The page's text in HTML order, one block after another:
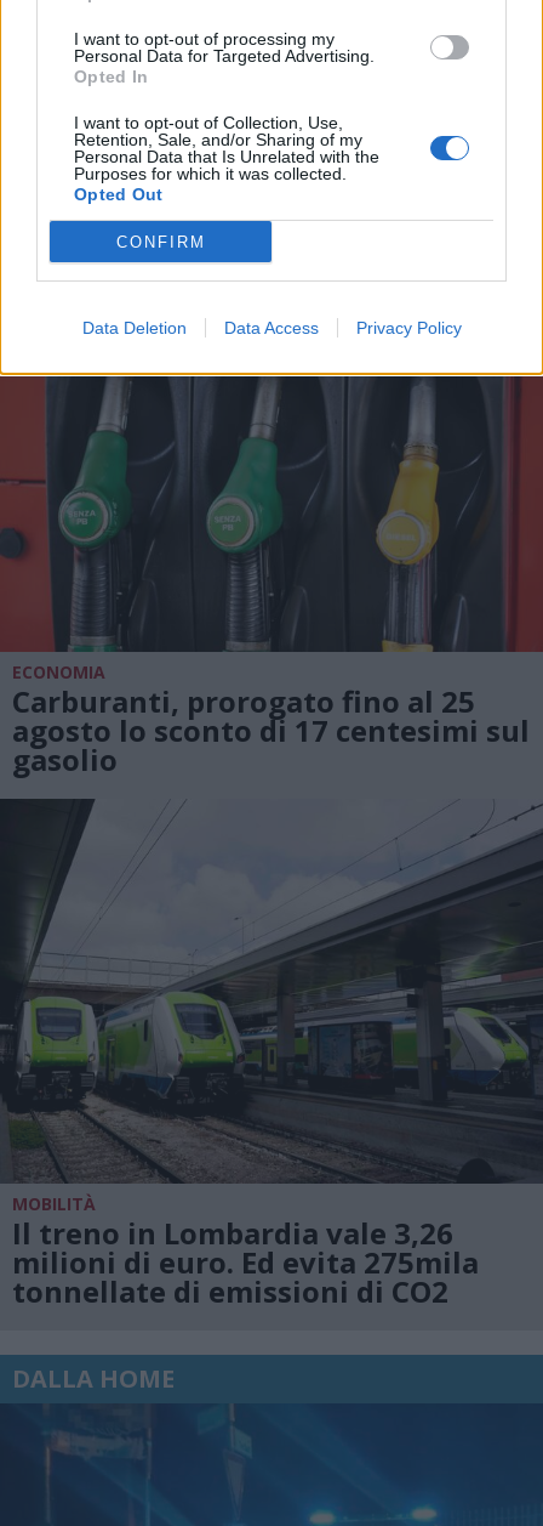
I want to opt-out of processing my
Personal Data for Targeted Advertising.
Opted In
I want to opt-out of Collection, Use,
Retention, Sale, and/or Sharing of my
Personal Data that Is Unrelated with the
Purposes for which it was collected.
Opted Out
CONFIRM
Data Deletion Data Access Privacy Policy
MILANO
Fibromialgia, la Lombardia avvia
un progetto pilota per la presa in
carico integrata dei pazienti
ECONOMIA
Carburanti, prorogato fino al 25
agosto lo sconto di 17 centesimi sul
gasolio
MOBILITÀ
Il treno in Lombardia vale 3,26
milioni di euro. Ed evita 275mila
tonnellate di emissioni di CO2
DALLA HOME